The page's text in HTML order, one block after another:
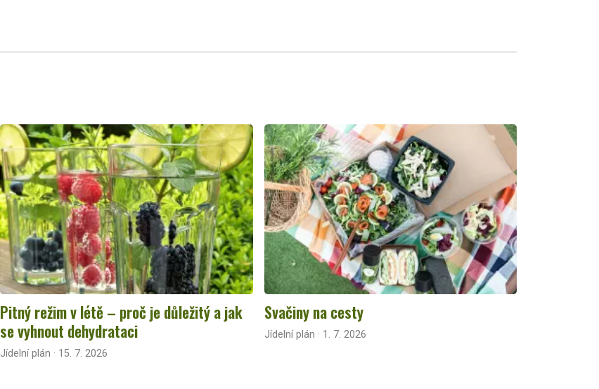
Pitný režim v létě – proč je důležitý a jak
se vyhnout dehydrataci
Jídelní plán · 15. 7. 2026
Svačiny na cesty
Jídelní plán · 1. 7. 2026